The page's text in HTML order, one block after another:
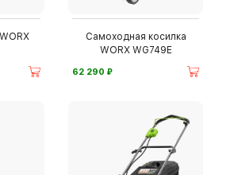
Самоходная косилка
WORX WG749E
62 290 ⃏